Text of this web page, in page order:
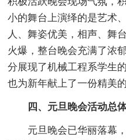
小的舞台上演绎的是艺术
人、舞姿优美，相声、舞
火爆，整台晚会充满了浓
分展现了机械工程系学生
也为新年献上了一份精美
四、元旦晚会活动总
元旦晚会已华丽落幕，